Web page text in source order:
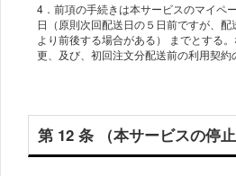
4．前項の手続きは本サービスのマイペ
日（原則次回配送日の５日前ですが、
より前後する場合がある） までとする
更、及び、初回注文分配送前の利用契約
第 12 条 （本サービスの停止